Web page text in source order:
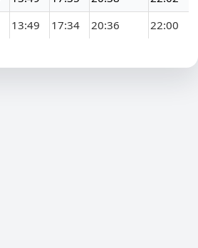
13:49 17:34 20:36 22:00